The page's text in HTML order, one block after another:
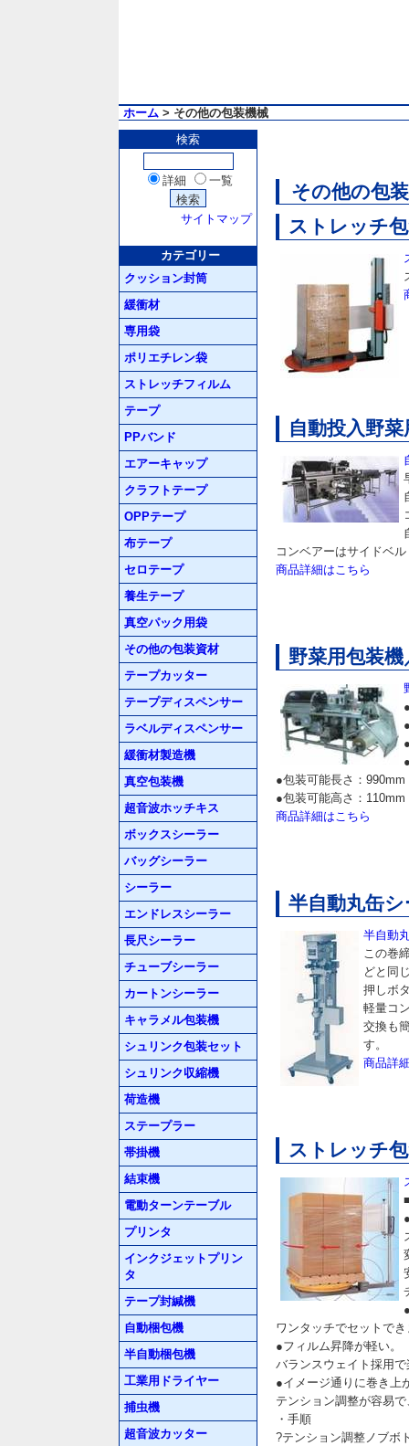
ホーム > その他の包装機械
検索
詳細 一覧
サイトマップ
カテゴリー
クッション封筒
緩衝材
専用袋
ポリエチレン袋
ストレッチフィルム
テープ
PPバンド
エアーキャップ
クラフトテープ
OPPテープ
布テープ
セロテープ
養生テープ
真空パック用袋
その他の包装資材
テープカッター
テープディスペンサー
ラベルディスペンサー
緩衝材製造機
真空包装機
超音波ホッチキス
ボックスシーラー
バッグシーラー
シーラー
エンドレスシーラー
長尺シーラー
チューブシーラー
カートンシーラー
キャラメル包装機
シュリンク包装セット
シュリンク収縮機
荷造機
ステープラー
帯掛機
結束機
電動ターンテーブル
プリンタ
インクジェットプリン
タ
テープ封緘機
自動梱包機
半自動梱包機
工業用ドライヤー
捕虫機
超音波カッター
その他の包
ストレッチ
自動投入野
コンベアーはサイドベ
商品詳細はこちら
野菜用包装
●包装可能長さ：990mm
●包装可能高さ：110mm
商品詳細はこちら
半自動丸缶
半自動
この巻
どと同
押しボ
軽量コ
交換も
す。
商品詳
ストレッチ
ワンタッチでセットで
●フィルム昇降が軽い。
バランスウェイト採用
●イメージ通りに巻き上
テンション調整が容易
・手順
?テンション調整ノブボ